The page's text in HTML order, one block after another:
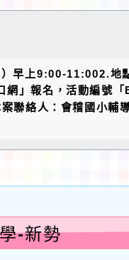
早上9:00-11:002.地
網」報名，活動編號
聯絡人：會稽國小輔
-新勢